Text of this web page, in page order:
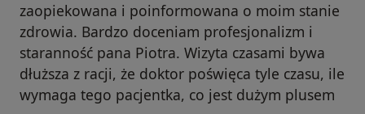
zaopiekowana i poinformowana o moim stanie
zdrowia. Bardzo doceniam profesjonalizm i
staranność pana Piotra. Wizyta czasami bywa
dłuższa z racji, że doktor poświęca tyle czasu, ile
wymaga tego pacjentka, co jest dużym plusem